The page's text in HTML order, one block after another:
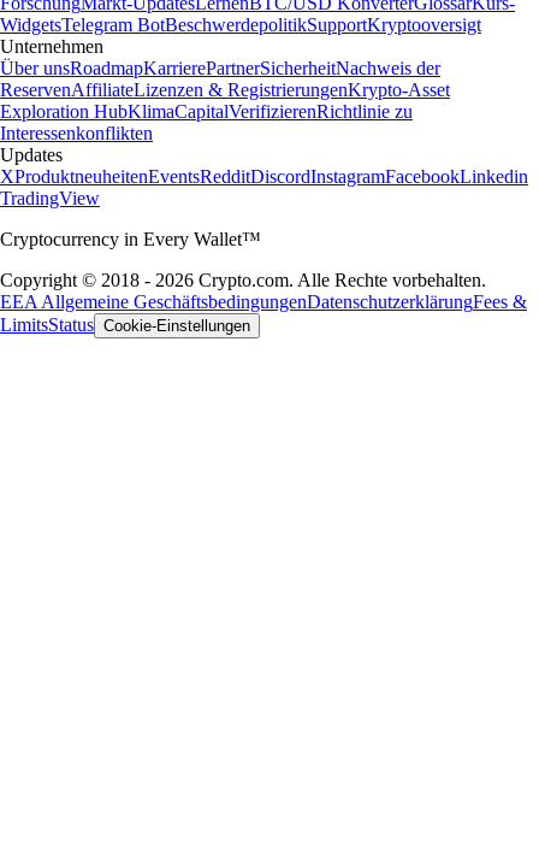
WidgetsTelegram BotBeschwerdepolitikSupportKryptooversigt
Unternehmen
Über unsRoadmapKarrierePartnerSicherheitNachweis der
ReservenAffiliateLizenzen & RegistrierungenKrypto-Asset
Exploration HubKlimaCapitalVerifizierenRichtlinie zu
Interessenkonflikten
Updates
XProduktneuheitenEventsRedditDiscordInstagramFacebookLinkedin
TradingView
Cryptocurrency in Every Wallet™
Copyright © 2018 - 2026 Crypto.com. Alle Rechte vorbehalten.
EEA Allgemeine GeschäftsbedingungenDatenschutzerklärungFees &
LimitsStatus Cookie-Einstellungen